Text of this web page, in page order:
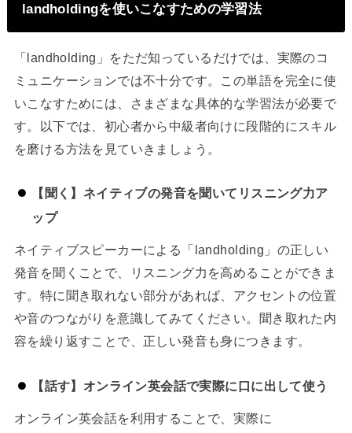
landholdingを使いこなすための学習法
「landholding」をただ知っているだけでは、実際のコ
ミュニケーションでは不十分です。この単語を完全に使
いこなすためには、さまざまな具体的な学習法が必要で
す。以下では、初心者から中級者向けに段階的にスキル
を磨ける方法を見ていきましょう。
【聞く】ネイティブの発音を聞いてリスニング力ア
ップ
ネイティブスピーカーによる「landholding」の正しい
発音を聞くことで、リスニング力を高めることができま
す。特に聞き取れない部分があれば、アクセントの位置
や音のつながりを意識してみてください。聞き取れた内
容を繰り返すことで、正しい発音も身につきます。
【話す】オンライン英会話で実際に口に出して使う
オンライン英会話を利用することで、実際に